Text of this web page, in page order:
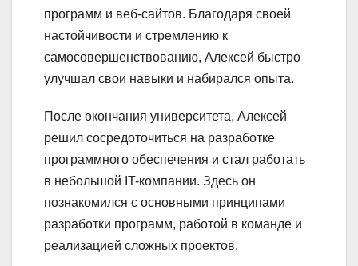
программ и веб-сайтов. Благодаря своей
настойчивости и стремлению к
самосовершенствованию, Алексей быстро
улучшал свои навыки и набирался опыта.
После окончания университета, Алексей
решил сосредоточиться на разработке
программного обеспечения и стал работать
в небольшой IT-компании. Здесь он
познакомился с основными принципами
разработки программ, работой в команде и
реализацией сложных проектов.